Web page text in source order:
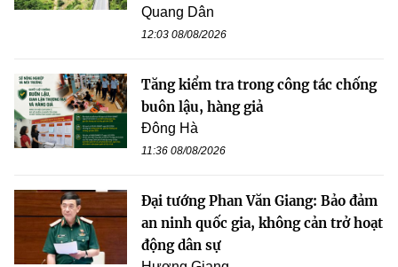
Quang Dân
12:03 08/08/2026
Tăng kiểm tra trong công tác chống
buôn lậu, hàng giả
Đông Hà
11:36 08/08/2026
Đại tướng Phan Văn Giang: Bảo đảm
an ninh quốc gia, không cản trở hoạt
động dân sự